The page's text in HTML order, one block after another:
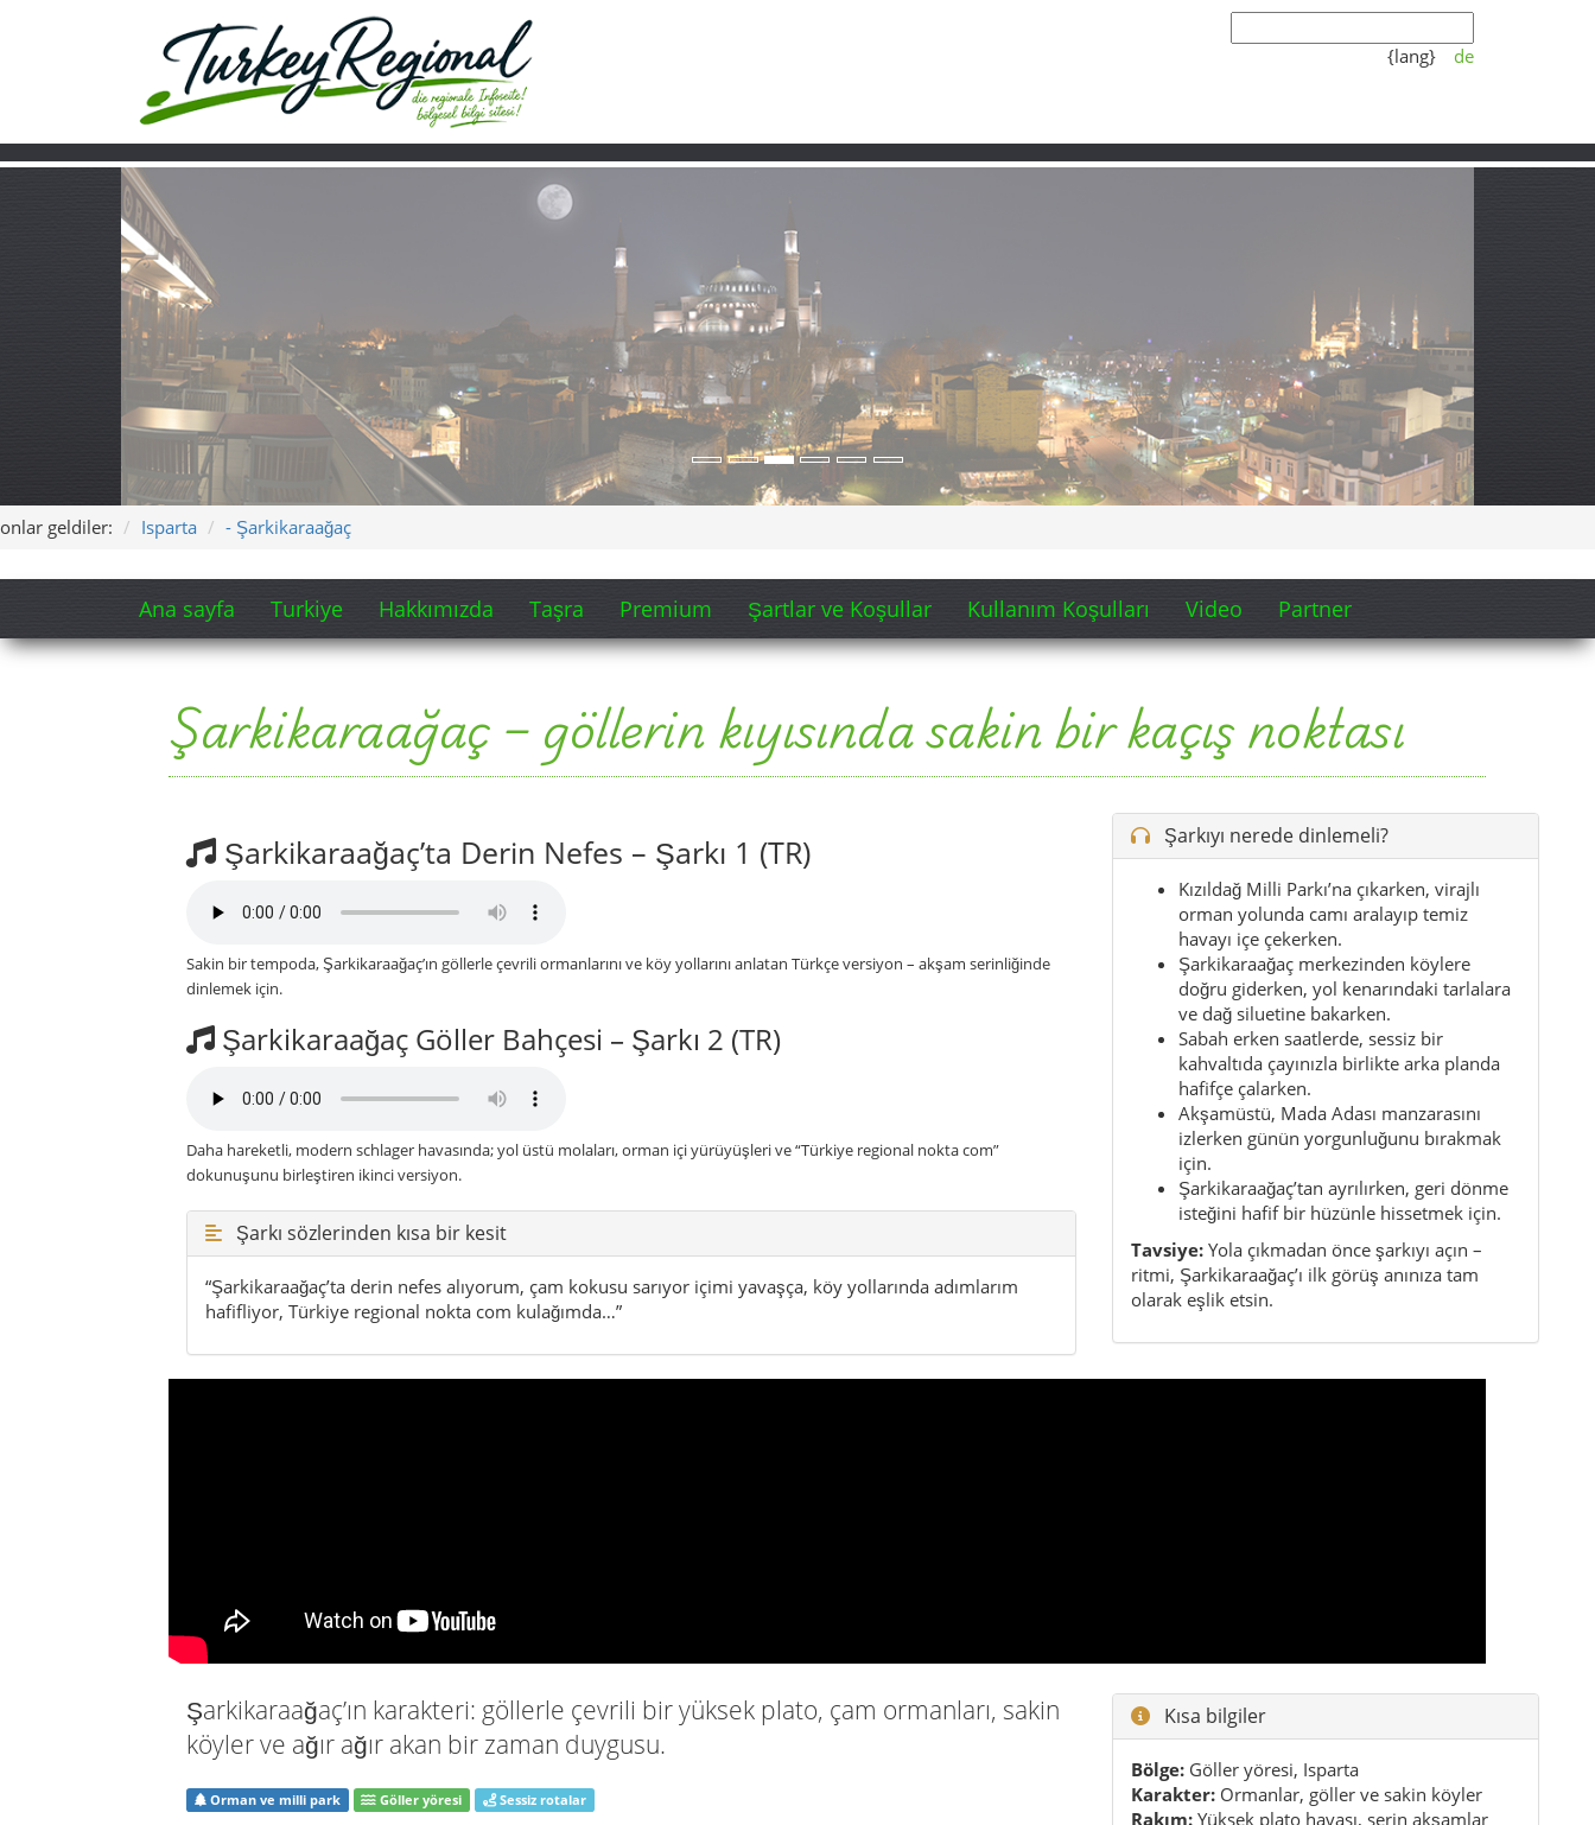
{lang} de
onlar geldiler: Isparta - Şarkikaraağaç
Ana sayfa Turkiye Hakkımızda Taşra Premium Şartlar ve Koşullar Kullanım Koşulları Video Partner
Şarkikaraağaç – göllerin kıyısında sakin bir kaçış noktası
Şarkikaraağaç’ta Derin Nefes – Şarkı 1 (TR)
Sakin bir tempoda, Şarkikaraağaç’ın göllerle çevrili ormanlarını ve köy yollarını anlatan Türkçe versiyon – akşam serinliğinde
dinlemek için.
Şarkikaraağaç Göller Bahçesi – Şarkı 2 (TR)
Daha hareketli, modern schlager havasında; yol üstü molaları, orman içi yürüyüşleri ve “Türkiye regional nokta com”
dokunuşunu birleştiren ikinci versiyon.
Şarkı sözlerinden kısa bir kesit
“Şarkikaraağaç’ta derin nefes alıyorum, çam kokusu sarıyor içimi yavaşça, köy yollarında adımlarım
hafifliyor, Türkiye regional nokta com kulağımda…”
Şarkıyı nerede dinlemeli?
Kızıldağ Milli Parkı’na çıkarken, virajlı
orman yolunda camı aralayıp temiz
havayı içe çekerken.
Şarkikaraağaç merkezinden köylere
doğru giderken, yol kenarındaki tarlalara
ve dağ siluetine bakarken.
Sabah erken saatlerde, sessiz bir
kahvaltıda çayınızla birlikte arka planda
hafifçe çalarken.
Akşamüstü, Mada Adası manzarasını
izlerken günün yorgunluğunu bırakmak
için.
Şarkikaraağaç’tan ayrılırken, geri dönme
isteğini hafif bir hüzünle hissetmek için.
Tavsiye: Yola çıkmadan önce şarkıyı açın –
ritmi, Şarkikaraağaç’ı ilk görüş anınıza tam
olarak eşlik etsin.
Şarkikaraağaç’ın karakteri: göllerle çevrili bir yüksek plato, çam ormanları, sakin
köyler ve ağır ağır akan bir zaman duygusu.
Orman ve milli park Göller yöresi Sessiz rotalar
Kısa bilgiler
Bölge: Göller yöresi, Isparta
Karakter: Ormanlar, göller ve sakin köyler
Rakım: Yüksek plato havası, serin akşamlar